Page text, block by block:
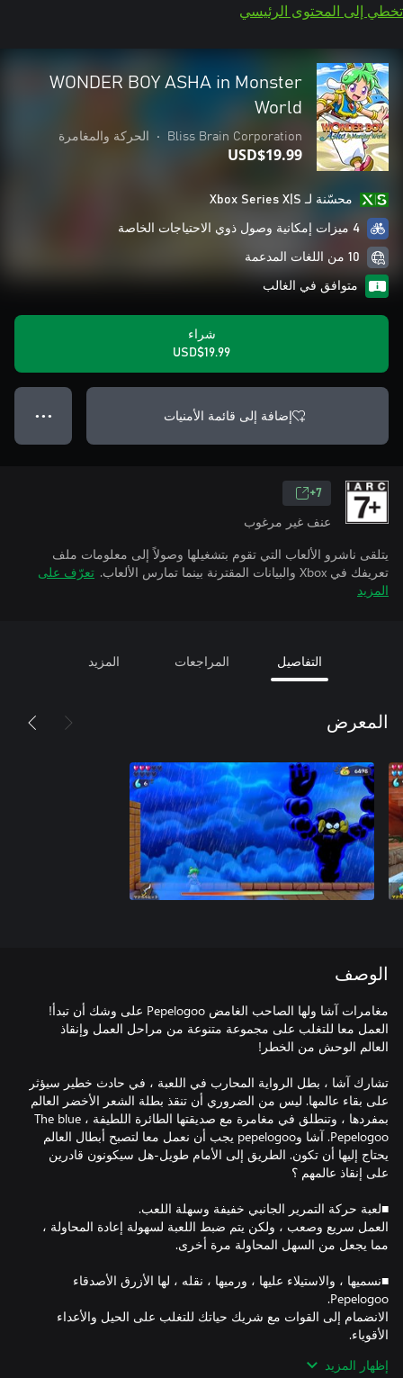
تخطي إلى المحتوى الرئيسي
WONDER BOY ASHA in Monster
World
Bliss Brain Corporation
• الحركة والمغامرة
USD$19.99
محسّنة لـ Xbox Series X|S
4 ميزات إمكانية وصول ذوي الاحتياجات الخاصة
10 من اللغات المدعمة
متوافق في الغالب
شراء
USD$19.99
إضافة إلى قائمة الأمنيات ● ● ●
7+
عنف غير مرغوب
يتلقى ناشرو الألعاب التي تقوم بتشغيلها وصولاً إلى معلومات ملف
تعريفك في Xbox والبيانات المقترنة بينما تمارس الألعاب.
تعرّف على
المزيد
التفاصيل المراجعات المزيد
المعرض
الوصف
العمل معا للتغلب على مجموعة متنوعة من مراحل العمل وإنقاذ
تشارك آشا ، بطل الرواية المحارب في اللعبة ، في حادث خطير سيؤثر
على بقاء عالمها. ليس من الضروري أن تنقذ بطلة الشعر الأخضر العالم
بمفردها ، وتنطلق في مغامرة مع صديقتها الطائرة اللطيفة ، The blue
Pepelogoo. آشا وpepelogoo يجب أن نعمل معا لتصبح أبطال العالم
يحتاج إليها أن تكون. الطريق إلى الأمام طويل-هل سيكونون قادرين
العمل سريع وصعب ، ولكن يتم ضبط اللعبة لسهولة إعادة المحاولة ،
■نسميها ، والاستيلاء عليها ، ورميها ، نقله ، لها الأزرق الأصدقاء
الانضمام إلى القوات مع شريك حياتك للتغلب على الحيل والأعداء
إظهار المزيد